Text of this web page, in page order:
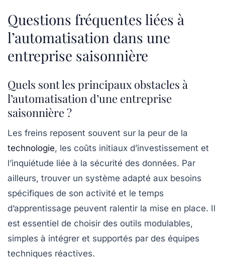
Questions fréquentes liées à
l’automatisation dans une
entreprise saisonnière
Quels sont les principaux obstacles à
l’automatisation d’une entreprise
saisonnière ?
Les freins reposent souvent sur la peur de la
technologie, les coûts initiaux d’investissement et
l’inquiétude liée à la sécurité des données. Par
ailleurs, trouver un système adapté aux besoins
spécifiques de son activité et le temps
d’apprentissage peuvent ralentir la mise en place. Il
est essentiel de choisir des outils modulables,
simples à intégrer et supportés par des équipes
techniques réactives.